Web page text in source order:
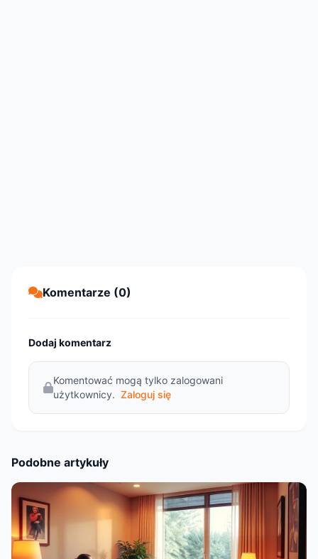
Komentarze (0)
Dodaj komentarz
Komentować mogą tylko zalogowani
użytkownicy. Zaloguj się
Podobne artykuły